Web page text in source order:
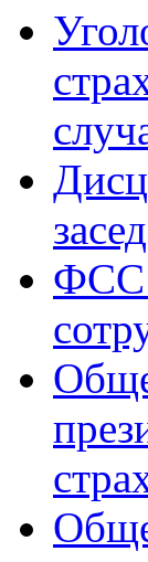
ФСС